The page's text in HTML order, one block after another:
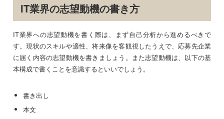
IT業界の志望動機の書き方
IT業界への志望動機を書く際は、まず自己分析から進めるべきで
す。現状のスキルや適性、将来像を客観視したうえで、応募先企業
に届く内容の志望動機を書きましょう。また志望動機は、以下の基
本構成で書くことを意識するといいでしょう。
書き出し
本文